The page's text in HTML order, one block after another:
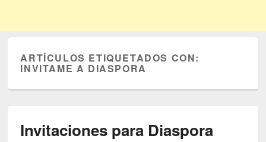
ARTÍCULOS ETIQUETADOS CON:
INVITAME A DIASPORA
Invitaciones para Diaspora